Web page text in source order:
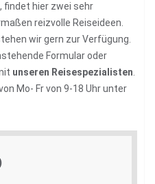
hier zwei sehr
reizvolle Reiseideen.
wir gern zur Verfügung.
Formular oder
unseren Reisespezialisten.
Mo- Fr von 9-18 Uhr unter